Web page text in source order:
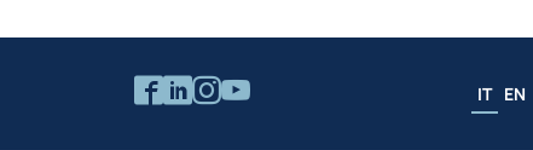
IT EN